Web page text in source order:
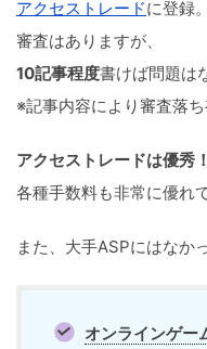
アクセストレードに登録。
審査はありますが、
10記事程度書けば問題は
※記事内容により審査落
アクセストレードは優秀！
各種手数料も非常に優れ
また、大手ASPにはなか
オンラインゲー